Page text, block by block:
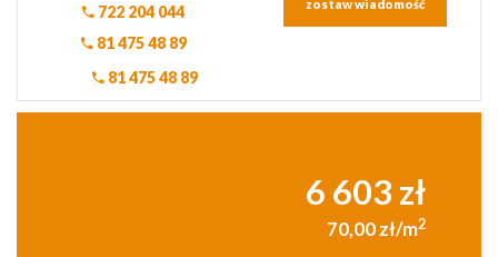
722 204 044
81 475 48 89
81 475 48 89
zostaw wiadomość
6 603 zł
70,00 zł/m2